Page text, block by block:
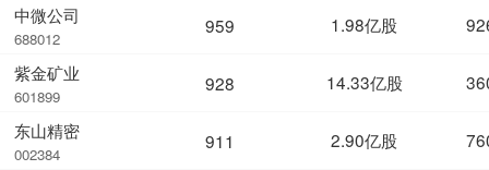
中微公司
688012
紫金矿业
601899
东山精密
002384
959 1.98亿股
928 14.33亿股
911 2.90亿股